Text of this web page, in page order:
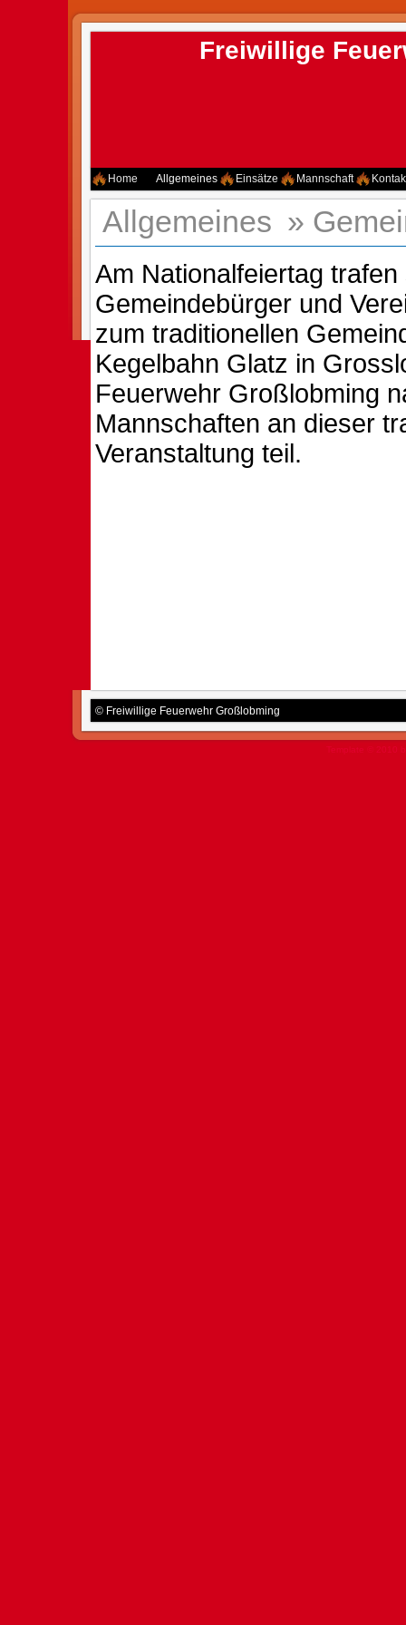
Freiwillige
Home Allgemeines Einsätze Mannschaft
Allgemeines »
Am Nationalfeiertag trafen
Gemeindebürger und
zum traditionellen
Kegelbahn Glatz in
Feuerwehr Großlobming
Mannschaften an dieser
Veranstaltung teil.
© Freiwillige Feuerwehr Großlobming